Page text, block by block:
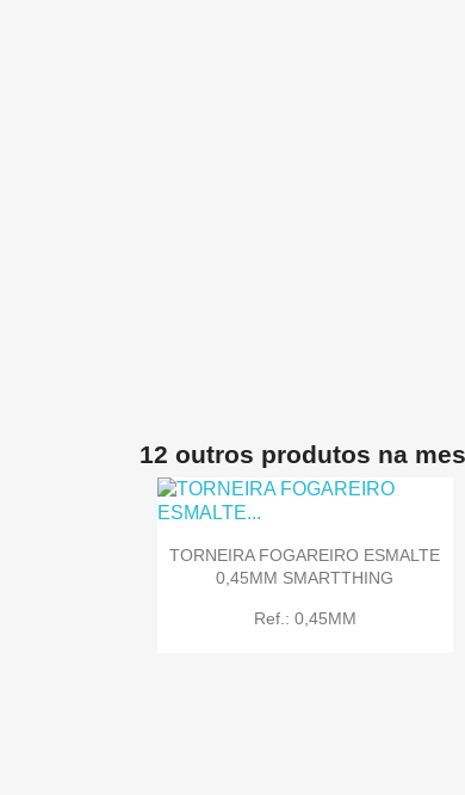
12 outros produtos na
TORNEIRA FOGAREIRO ESMALTE
0,45MM SMARTTHING
Ref.: 0,45MM